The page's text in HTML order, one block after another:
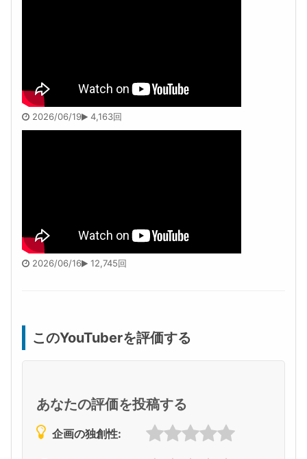
2026/06/19 4,163回
2026/06/16 12,745回
このYouTuberを評価する
あなたの評価を投稿する
企画の独創性: